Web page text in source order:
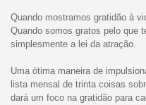
Quando mostramos gratidão à
Quando somos gratos pelo que
simplesmente a lei da atração.
Uma ótima maneira de
lista mensal de trinta coisas
dará um foco na gratidão para